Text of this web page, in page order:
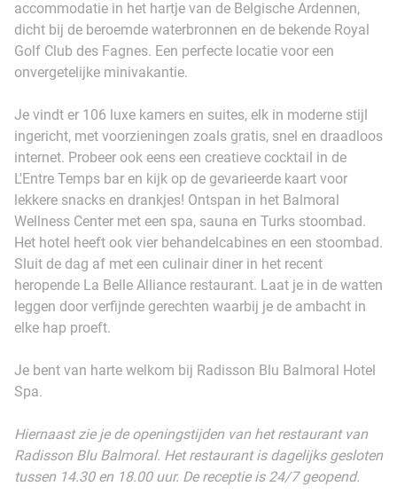
accommodatie in het hartje van de Belgische Ardennen,
dicht bij de beroemde waterbronnen en de bekende Royal
Golf Club des Fagnes. Een perfecte locatie voor een
onvergetelijke minivakantie.
Je vindt er 106 luxe kamers en suites, elk in moderne stijl
ingericht, met voorzieningen zoals gratis, snel en draadloos
internet. Probeer ook eens een creatieve cocktail in de
L'Entre Temps bar en kijk op de gevarieerde kaart voor
lekkere snacks en drankjes! Ontspan in het Balmoral
Wellness Center met een spa, sauna en Turks stoombad.
Het hotel heeft ook vier behandelcabines en een stoombad.
Sluit de dag af met een culinair diner in het recent
heropende La Belle Alliance restaurant. Laat je in de watten
leggen door verfijnde gerechten waarbij je de ambacht in
elke hap proeft.
Je bent van harte welkom bij Radisson Blu Balmoral Hotel
Spa.
Hiernaast zie je de openingstijden van het restaurant van
Radisson Blu Balmoral. Het restaurant is dagelijks gesloten
tussen 14.30 en 18.00 uur. De receptie is 24/7 geopend.